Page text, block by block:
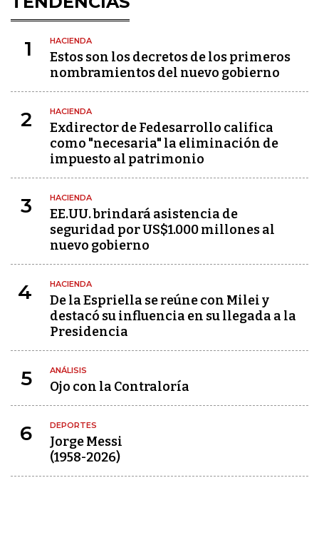
1 HACIENDA
Estos son los decretos de los primeros
nombramientos del nuevo gobierno
2 HACIENDA
Exdirector de Fedesarrollo califica
como "necesaria" la eliminación de
impuesto al patrimonio
3 HACIENDA
EE.UU. brindará asistencia de
seguridad por US$1.000 millones al
nuevo gobierno
4 HACIENDA
De la Espriella se reúne con Milei y
destacó su influencia en su llegada a la
Presidencia
5 ANÁLISIS
Ojo con la Contraloría
6 DEPORTES
Jorge Messi
(1958-2026)